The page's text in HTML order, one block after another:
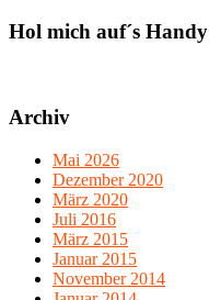
Hol mich auf´s Handy
Archiv
Mai 2026
Dezember 2020
März 2020
Juli 2016
März 2015
Januar 2015
November 2014